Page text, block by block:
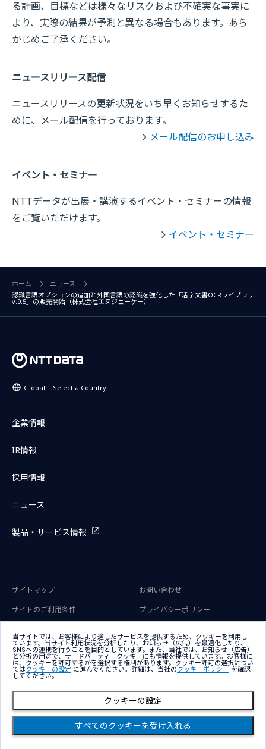
る計画、目標などは様々なリスクおよび不確実な事実に
より、実際の結果が予測と異なる場合もあります。あら
かじめご了承ください。
ニュースリリース配信
ニュースリリースの更新状況をいち早くお知らせするた
めに、メール配信を行っております。
メール配信のお申し込み
イベント・セミナー
NTTデータが出展・講演するイベント・セミナーの情報
をご覧いただけます。
イベント・セミナー
ホーム
ニュース
認識言語オプションの追加と外国言語の認識を強化した「活字文書OCRライブラリ
v.9.5」の販売開始（株式会社エヌジェーケー）
Global Select a Country
企業情報
IR情報
採用情報
ニュース
製品・サービス情報
サイトマップ
お問い合わせ
サイトのご利用条件
プライバシーポリシー
クッキー（Cookie）プリファレン
ス
Copyright © NTT DATA Group Corporation
当サイトでは、お客様により適したサービスを提供するため、クッキーを利用し
ています。当サイト利用状況を分析したり、お知らせ（広告）を最適化したり、
SNSへの連携を行うことを目的としています。また、当社では、お知らせ（広告）
と分析の用途で、サードパーティークッキーにも情報を提供しています。お客様に
は、クッキーを許可するかを選択する権利があります。クッキー許可の選択につい
てはクッキーの設定 に進んでください。詳細は、当社のクッキーポリシー を確認
してください。
すべてのクッキーを受け入れる
クッキーの設定